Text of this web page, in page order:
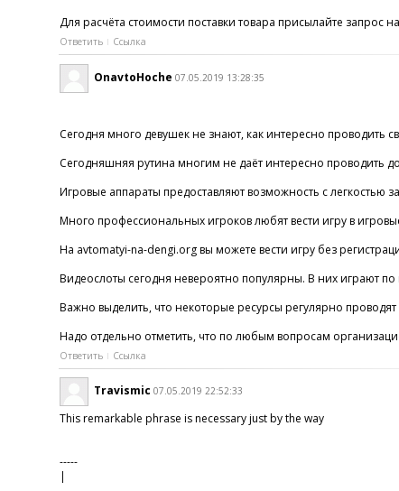
Для расчёта стоимости поставки товара присылайте запрос на
Ответить Ссылка
OnavtoHoche 07.05.2019 13:28:35
Сегодня много девушек не знают, как интересно проводить
Сегодняшняя рутина многим не даёт интересно проводить
Игровые аппараты предоставляют возможность с легкостью
Много профессиональных игроков любят вести игру в
На avtomatyi-na-dengi.org вы можете вести игру без
Видеослоты сегодня невероятно популярны. В них играют
Важно выделить, что некоторые ресурсы регулярно
Надо отдельно отметить, что по любым вопросам
Ответить Ссылка
Travismic 07.05.2019 22:52:33
This remarkable phrase is necessary just by the way
-----
|